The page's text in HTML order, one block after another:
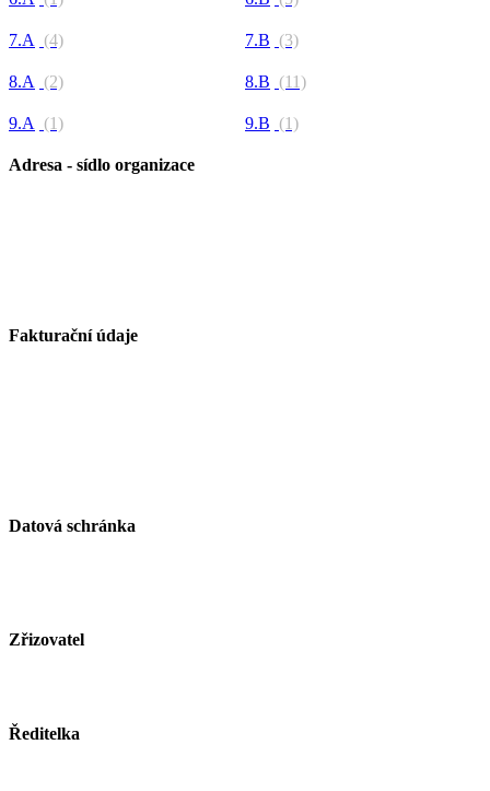
7.A (4) 7.B (3)
8.A (2) 8.B (11)
9.A (1) 9.B (1)
Adresa - sídlo organizace
Fakturační údaje
Datová schránka
Zřizovatel
Ředitelka